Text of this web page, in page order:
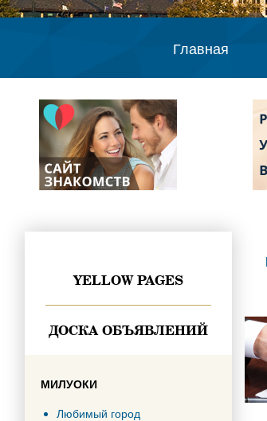
Главная
YELLOW PAGES
ДОСКА ОБЪЯВЛЕНИЙ
МИЛУОКИ
Любимый город